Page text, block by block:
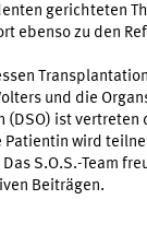
gerichteten
ebenso zu den
und die
ist vertreten
Patientin wird
S.O.S.-Team
Beiträgen.